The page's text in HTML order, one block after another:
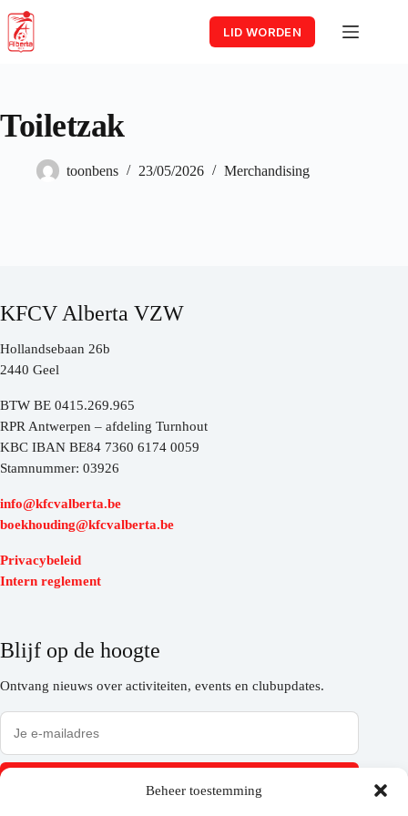
Beheer toestemming
content
LID WORDEN
Toiletzak
toonbens 23/05/2026 Merchandising
KFCV Alberta VZW
Hollandsebaan 26b
2440 Geel
BTW BE 0415.269.965
RPR Antwerpen – afdeling Turnhout
KBC IBAN BE84 7360 6174 0059
Stamnummer: 03926
info@kfcvalberta.be
boekhouding@kfcvalberta.be
Privacybeleid
Intern reglement
Blijf op de hoogte
Ontvang nieuws over activiteiten, events en clubupdates.
Inschrijven